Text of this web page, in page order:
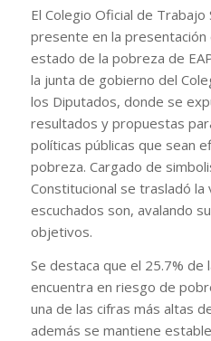
El Colegio Oficial de
presente en la presentación
estado de la pobreza de
la junta de gobierno del
los Diputados, donde se
resultados y propuestas
políticas públicas que sean
pobreza. Cargado de
Constitucional se trasladó
escuchados son, avalando
objetivos.
Se destaca que el 25.7% de
encuentra en riesgo de
una de las cifras más altas
además se mantiene